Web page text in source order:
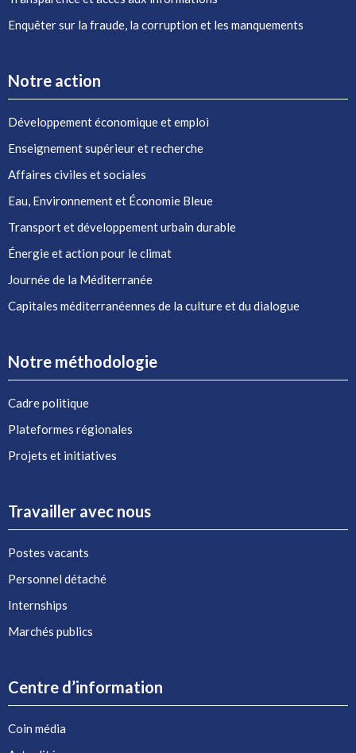
Enquêter sur la fraude, la corruption et les manquements
Notre action
Développement économique et emploi
Enseignement supérieur et recherche
Affaires civiles et sociales
Eau, Environnement et Économie Bleue
Transport et développement urbain durable
Énergie et action pour le climat
Journée de la Méditerranée
Capitales méditerranéennes de la culture et du dialogue
Notre méthodologie
Cadre politique
Plateformes régionales
Projets et initiatives
Travailler avec nous
Postes vacants
Personnel détaché
Internships
Marchés publics
Centre d’information
Coin média